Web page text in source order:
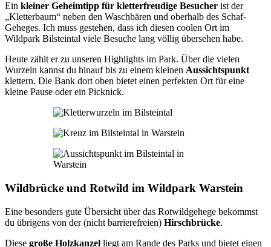
Ein kleiner Geheimtipp für kletterfreudige Besucher ist der
„Kletterbaum“ neben den Waschbären und oberhalb des Schaf-
Geheges. Ich muss gestehen, dass ich diesen coolen Ort im
Wildpark Bilsteintal viele Besuche lang völlig übersehen habe.
Heute zählt er zu unseren Highlights im Park. Über die vielen
Wurzeln kannst du hinauf bis zu einem kleinen Aussichtspunkt
klettern. Die Bank dort oben bietet einen perfekten Ort für eine
kleine Pause oder ein Picknick.
Wildbrücke und Rotwild im Wildpark Warstein
Eine besonders gute Übersicht über das Rotwildgehege bekommst
du übrigens von der (nicht barrierefreien) Hirschbrücke.
Diese große Holzkanzel liegt am Rande des Parks und bietet einen